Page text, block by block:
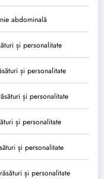
abdominală
și personalitate
și personalitate
și personalitate
și personalitate
și personalitate
și personalitate